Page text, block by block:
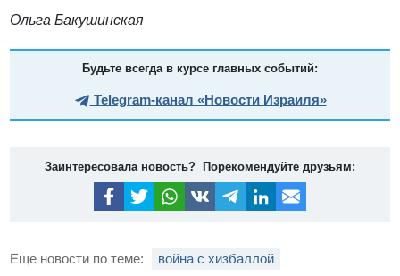
Ольга Бакушинская
Будьте всегда в курсе главных событий:
Telegram-канал «Новости Израиля»
Заинтересовала новость? Порекомендуйте друзьям:
Еще новости по теме: война с хизбаллой